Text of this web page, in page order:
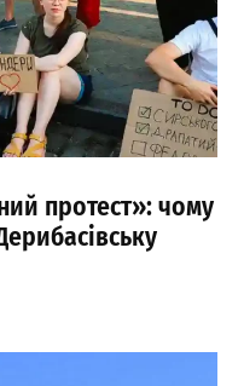
протест»: чому